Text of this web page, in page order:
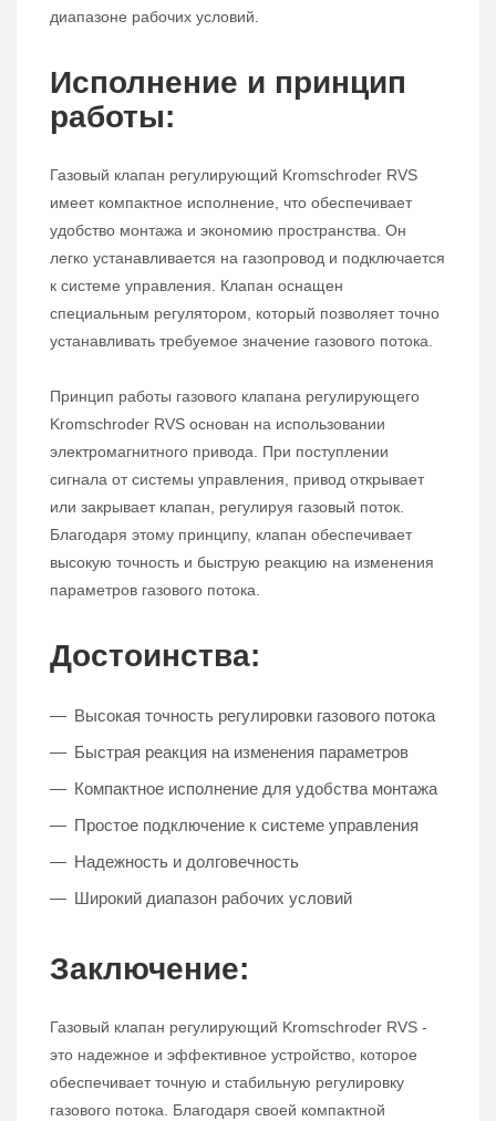
диапазоне рабочих условий.
Исполнение и принцип
работы:
Газовый клапан регулирующий Kromschroder RVS
имеет компактное исполнение, что обеспечивает
удобство монтажа и экономию пространства. Он
легко устанавливается на газопровод и подключается
к системе управления. Клапан оснащен
специальным регулятором, который позволяет точно
устанавливать требуемое значение газового потока.
Принцип работы газового клапана регулирующего
Kromschroder RVS основан на использовании
электромагнитного привода. При поступлении
сигнала от системы управления, привод открывает
или закрывает клапан, регулируя газовый поток.
Благодаря этому принципу, клапан обеспечивает
высокую точность и быструю реакцию на изменения
параметров газового потока.
Достоинства:
Высокая точность регулировки газового потока
Быстрая реакция на изменения параметров
Компактное исполнение для удобства монтажа
Простое подключение к системе управления
Надежность и долговечность
Широкий диапазон рабочих условий
Заключение:
Газовый клапан регулирующий Kromschroder RVS -
это надежное и эффективное устройство, которое
обеспечивает точную и стабильную регулировку
газового потока. Благодаря своей компактной